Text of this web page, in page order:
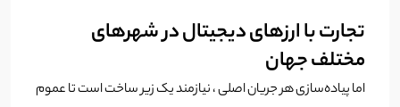
تجارت با ارزهای دیجیتال در شهر‌های
مختلف جهان
اما پیاده‌سازی هر جریان اصلی ، نیازمند یک زیر ساخت است تا عموم